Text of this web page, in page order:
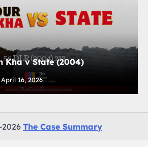
Kha v State (2004)
April 16, 2026
The Case Summary